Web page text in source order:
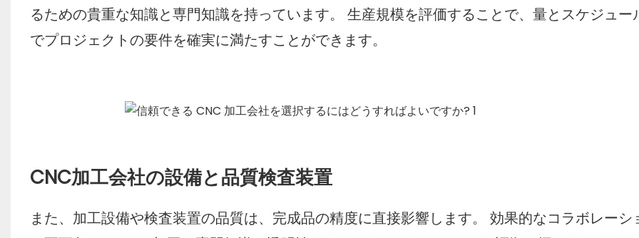
るための貴重な知識と専門知識を持っています。 生産規模を評価することで、量とスケジュー
でプロジェクトの要件を確実に満たすことができます。
CNC加工会社の設備と品質検査装置
また、加工設備や検査装置の品質は、完成品の精度に直接影響します。 効果的なコラボレーシ